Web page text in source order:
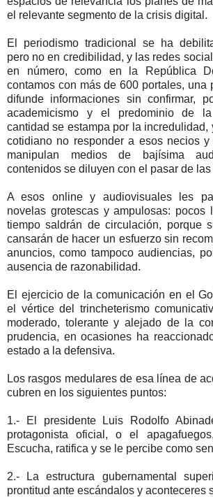
el relevante segmento de la crisis digital.
El periodismo tradicional se ha
pero no en credibilidad, y las redes
en número, como en la República
contamos con más de 600 portales, una
difunde informaciones sin confirmar,
academicismo y el predominio de
cantidad se estampa por la incredulidad,
cotidiano no responder a esos necios y
manipulan medios de bajísima
contenidos se diluyen con el pasar de las
A esos online y audiovisuales les
novelas grotescas y ampulosas: pocos
tiempo saldrán de circulación, porque
cansarán de hacer un esfuerzo sin
anuncios, como tampoco audiencias,
ausencia de razonabilidad.
El ejercicio de la comunicación en el
el vértice del trincheterismo
moderado, tolerante y alejado de la
prudencia, en ocasiones ha
estado a la defensiva.
Los rasgos medulares de esa línea de
cubren en los siguientes puntos:
1.- El presidente Luis Rodolfo
protagonista oficial, o el
Escucha, ratifica y se le percibe como
2.- La estructura gubernamental
prontitud ante escándalos y aconteceres